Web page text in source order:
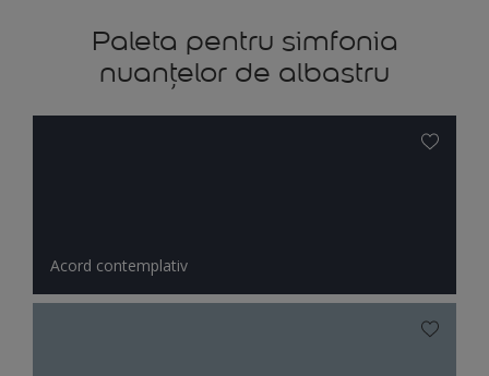
Paleta pentru simfonia
nuanțelor de albastru
Acord contemplativ